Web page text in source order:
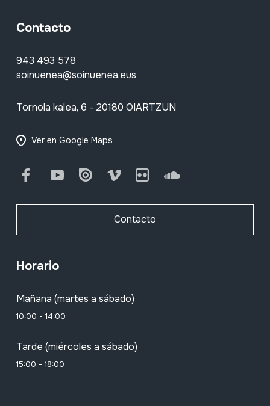
Contacto
943 493 578
soinuenea@soinuenea.eus
Tornola kalea, 6 - 20180 OIARTZUN
Ver en Google Maps
FacebookYoutube Issuu Vimeo Flickr SoundCloud
Contacto
Horario
Mañana (martes a sábado)
10:00 - 14:00
Tarde (miércoles a sábado)
15:00 - 18:00